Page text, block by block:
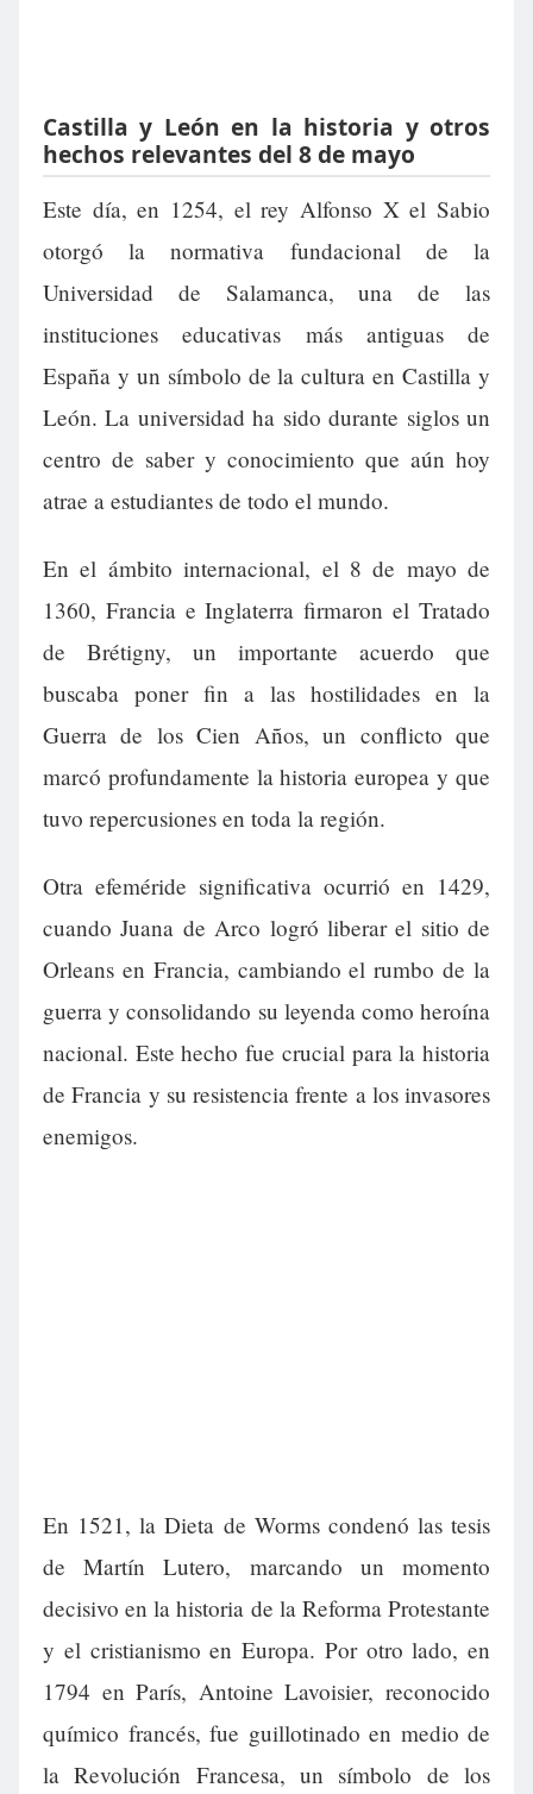
Castilla y León en la historia y otros
hechos relevantes del 8 de mayo
Este día, en 1254, el rey Alfonso X el Sabio
otorgó la normativa fundacional de la
Universidad de Salamanca, una de las
instituciones educativas más antiguas de
España y un símbolo de la cultura en Castilla y
León. La universidad ha sido durante siglos un
centro de saber y conocimiento que aún hoy
atrae a estudiantes de todo el mundo.
En el ámbito internacional, el 8 de mayo de
1360, Francia e Inglaterra firmaron el Tratado
de Brétigny, un importante acuerdo que
buscaba poner fin a las hostilidades en la
Guerra de los Cien Años, un conflicto que
marcó profundamente la historia europea y que
tuvo repercusiones en toda la región.
Otra efeméride significativa ocurrió en 1429,
cuando Juana de Arco logró liberar el sitio de
Orleans en Francia, cambiando el rumbo de la
guerra y consolidando su leyenda como heroína
nacional. Este hecho fue crucial para la historia
de Francia y su resistencia frente a los invasores
enemigos.
En 1521, la Dieta de Worms condenó las tesis
de Martín Lutero, marcando un momento
decisivo en la historia de la Reforma Protestante
y el cristianismo en Europa. Por otro lado, en
1794 en París, Antoine Lavoisier, reconocido
químico francés, fue guillotinado en medio de
la Revolución Francesa, un símbolo de los